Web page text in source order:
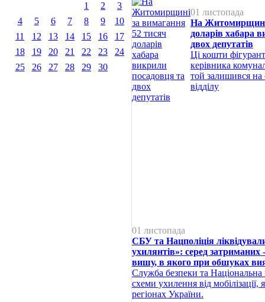
1
2
3
4
5 6 7 8 9
10
11
12 13 14 15 16
17
18
19 20 21 22 23
24
25
26 27 28 29 30
01 листопада
На Житомирщині
доларів хабара
двох депутатів
Ці кошти
керівника
той залишився на
відділу
01 листопада
СБУ та Нацполіція
ухилянтів»: серед
вишу, в якого при обшуках
Служба безпеки та Національна
схеми ухилення від мобілізації,
регіонах України.